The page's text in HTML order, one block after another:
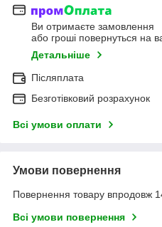
Ви отримаєте замовлення
або гроші повернуться на
Детальніше
Післяплата
Безготівковий розрахунок
Всі умови оплати
Умови повернення
Повернення товару впродовж
Всі умови повернення